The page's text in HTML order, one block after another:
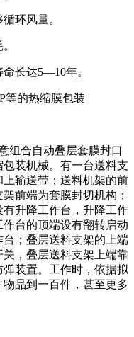
环风量。
长达5—10年。
等的热缩膜包装
组合自动叠层套膜封口
装机械。有一台送料支
输送带；送料机架的前
前端为套膜封切机构；
升降工作台，升降工作
台的顶端设有翻转启动
；叠层送料支架的上端
，叠层送料支架上端靠
装置。工作时，依据拟
品到一百件，甚至更多